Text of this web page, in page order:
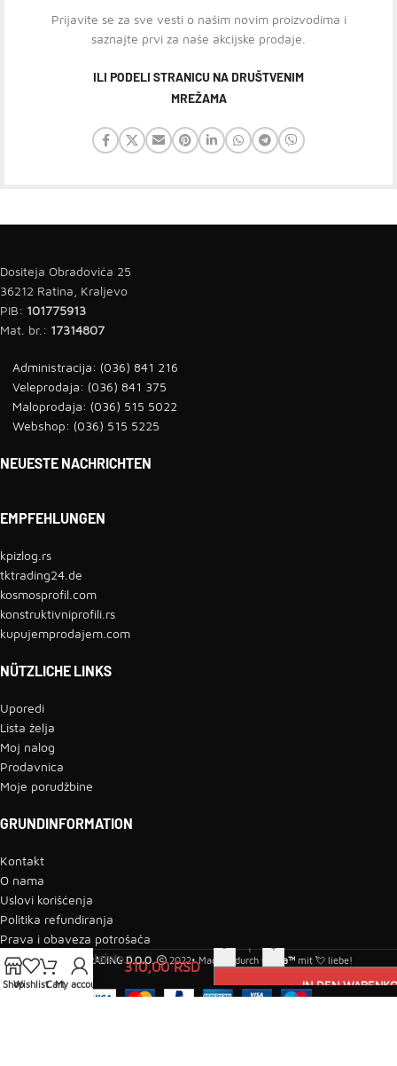
Prijavite se za sve vesti o našim novim proizvodima i
saznajte prvi za naše akcijske prodaje.
ILI PODELI STRANICU NA DRUŠTVENIM
MREŽAMA
Dositeja Obradovića 25
36212 Ratina, Kraljevo
PIB: 101775913
Mat. br.: 17314807
Administracija: (036) 841 216
Veleprodaja: (036) 841 375
Maloprodaja: (036) 515 5022
Webshop: (036) 515 5225
NEUESTE NACHRICHTEN
EMPFEHLUNGEN
kpizlog.rs
tktrading24.de
kosmosprofil.com
konstruktivniprofili.rs
kupujemprodajem.com
NÜTZLICHE LINKS
Uporedi
Lista želja
Moj nalog
Prodavnica
Moje porudžbine
GRUNDINFORMATION
Kontakt
O nama
Uslovi korišćenja
Politika refundiranja
Prava i obaveza potrošača
MIKOMI TRADING D.O.O. 2022• Machen durch Qudra™mit 💘 liebe!
ShopWishlistCartMy account
PVC
Sockelleiste
6022 –
Weiße Eiche
310,00RSD
- +
IN DEN